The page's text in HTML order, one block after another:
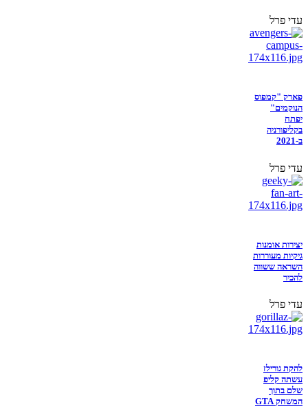
עדי פרל
פארק "קמפוס
הנוקמים"
יפתח
בקליפורניה
ב-2021
עדי פרל
יצירות אומנות
גיקיות מעוררות
השראה ששווה
להכיר
עדי פרל
להקת גורילז
עשתה קליפ
שלם בתוך
המשחק GTA